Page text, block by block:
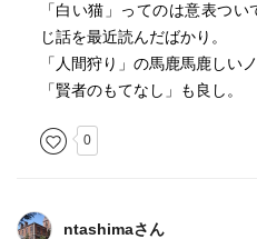
「白い猫」ってのは意表つ
じ話を最近読んだばかり。
「人間狩り」の馬鹿馬鹿しい
「賢者のもてなし」も良し。
0
ntashimaさん